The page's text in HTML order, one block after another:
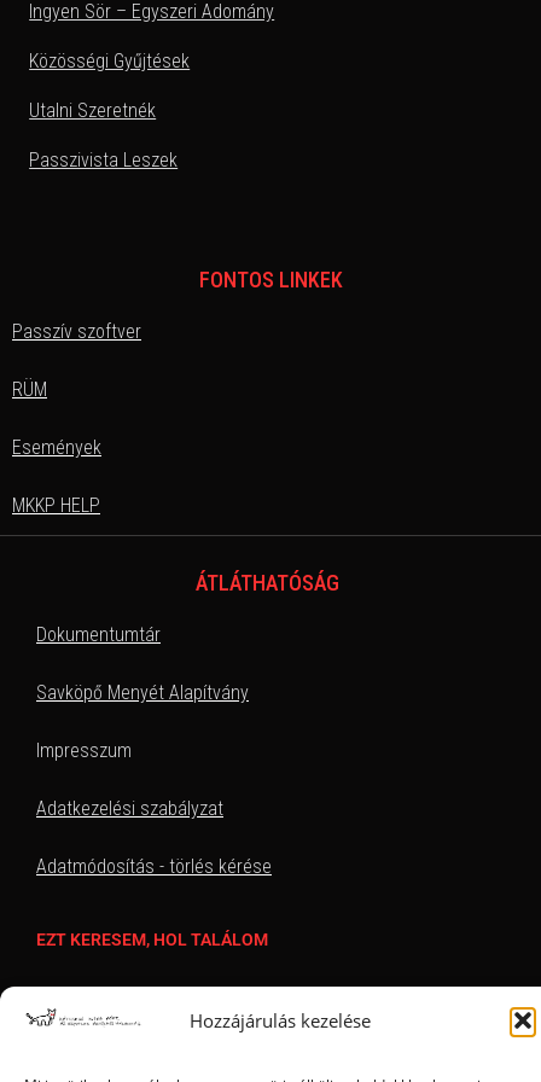
Hozzájárulás kezelése
Ingyen Sör – Egyszeri Adomány
Közösségi Gyűjtések
Utalni Szeretnék
Passzivista Leszek
FONTOS LINKEK
Passzív szoftver
RÜM
Események
MKKP HELP
ÁTLÁTHATÓSÁG
Dokumentumtár
Savköpő Menyét Alapítvány
Impresszum
Adatkezelési szabályzat
Adatmódosítás - törlés kérése
EZT KERESEM, HOL TALÁLOM